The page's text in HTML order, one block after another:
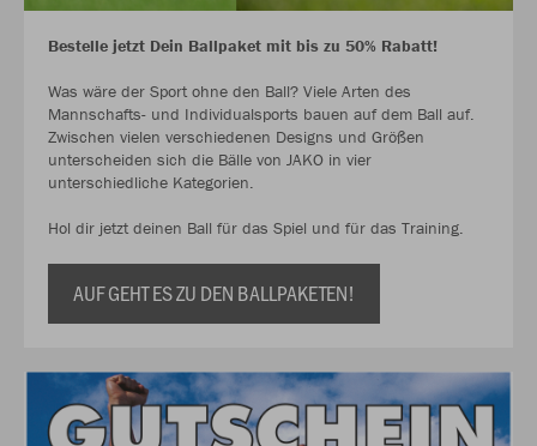
Bestelle jetzt Dein Ballpaket mit bis zu 50% Rabatt!
Was wäre der Sport ohne den Ball? Viele Arten des
Mannschafts- und Individualsports bauen auf dem Ball auf.
Zwischen vielen verschiedenen Designs und Größen
unterscheiden sich die Bälle von JAKO in vier
unterschiedliche Kategorien.
Hol dir jetzt deinen Ball für das Spiel und für das Training.
AUF GEHT ES ZU DEN BALLPAKETEN!